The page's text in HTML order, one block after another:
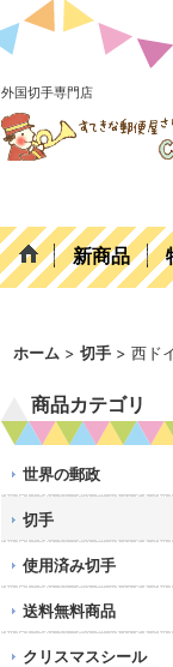
外国切手専門店
新商品
ホーム > 切手 > 西ド
商品カテゴリ
世界の郵政
切手
使用済み切手
送料無料商品
クリスマスシール